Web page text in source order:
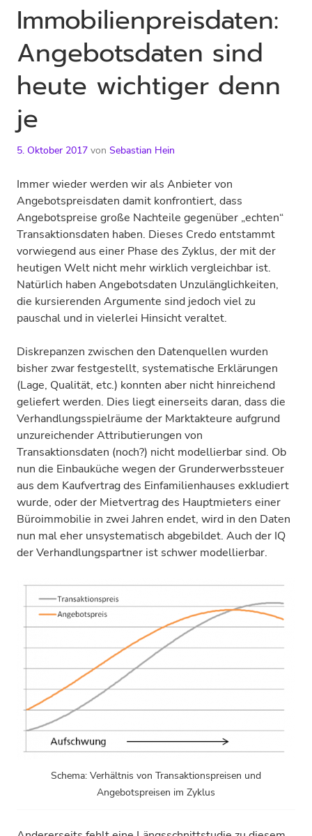
Immobilienpreisdaten:
Angebotsdaten sind
heute wichtiger denn
je
5. Oktober 2017 von Sebastian Hein
Immer wieder werden wir als Anbieter von
Angebotspreisdaten damit konfrontiert, dass
Angebotspreise große Nachteile gegenüber „echten“
Transaktionsdaten haben. Dieses Credo entstammt
vorwiegend aus einer Phase des Zyklus, der mit der
heutigen Welt nicht mehr wirklich vergleichbar ist.
Natürlich haben Angebotsdaten Unzulänglichkeiten,
die kursierenden Argumente sind jedoch viel zu
pauschal und in vielerlei Hinsicht veraltet.
Diskrepanzen zwischen den Datenquellen wurden
bisher zwar festgestellt, systematische Erklärungen
(Lage, Qualität, etc.) konnten aber nicht hinreichend
geliefert werden. Dies liegt einerseits daran, dass die
Verhandlungsspielräume der Marktakteure aufgrund
unzureichender Attributierungen von
Transaktionsdaten (noch?) nicht modellierbar sind. Ob
nun die Einbauküche wegen der Grunderwerbssteuer
aus dem Kaufvertrag des Einfamilienhauses exkludiert
wurde, oder der Mietvertrag des Hauptmieters einer
Büroimmobilie in zwei Jahren endet, wird in den Daten
nun mal eher unsystematisch abgebildet. Auch der IQ
der Verhandlungspartner ist schwer modellierbar.
Schema: Verhältnis von Transaktionspreisen und
Angebotspreisen im Zyklus